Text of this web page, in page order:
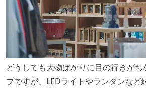
どうしても大物ばかりに目の行きが
プですが、LEDライトやランタンなど